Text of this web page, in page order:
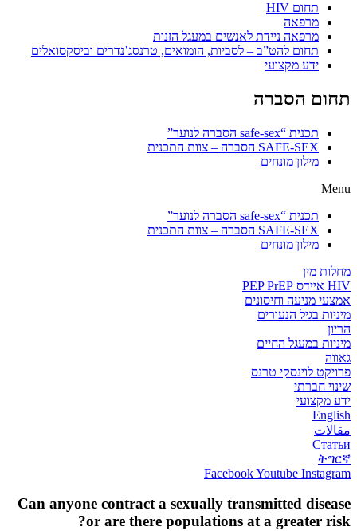
תחום HIV
מרפאה
מרפאה ניידת לאנשים במעגל הזנות
תחום להט”ב – לסביות, הומואים, טרנסג’נדרים וביסקסואלים
ידע מקצועי
תחום הסברה
תכנית “safe-sex הסברה לנוער”
SAFE-SEX הסברה – צוות התכנית
מילון מונחים
Menu
תכנית “safe-sex הסברה לנוער”
SAFE-SEX הסברה – צוות התכנית
מילון מונחים
מחלות מין
HIV איידס PEP PrEP
אמצעי מניעה וחיסונים
מיניות בגיל הנעורים
הריון
מיניות במעגל החיים
גאווה
פרויקט לוינסקי טרנס
שינוי חברתי
ידע מקצועי
English
مقالات
Статьи
ትግርኛ
FacebookYoutube Instagram
Can anyone contract a sexually transmitted disease
or are there populations at a greater risk?